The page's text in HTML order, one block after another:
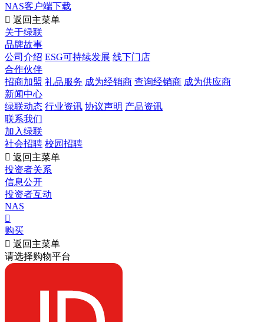
NAS客户端下载
 返回主菜单
关于绿联
品牌故事
公司介绍 ESG可持续发展 线下门店
合作伙伴
招商加盟 礼品服务 成为经销商 查询经销商 成为供应商
新闻中心
绿联动态 行业资讯 协议声明 产品资讯
联系我们
加入绿联
社会招聘 校园招聘
 返回主菜单
投资者关系
信息公开
投资者互动
NAS

购买
 返回主菜单
请选择购物平台